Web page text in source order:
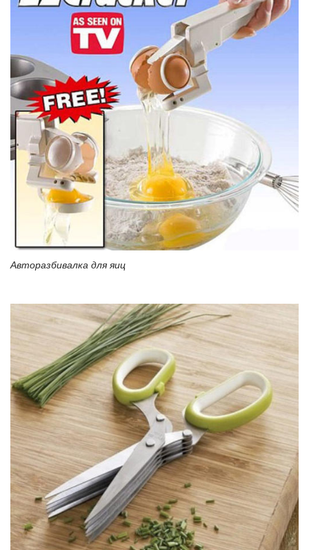
Авторазбивалка для яиц